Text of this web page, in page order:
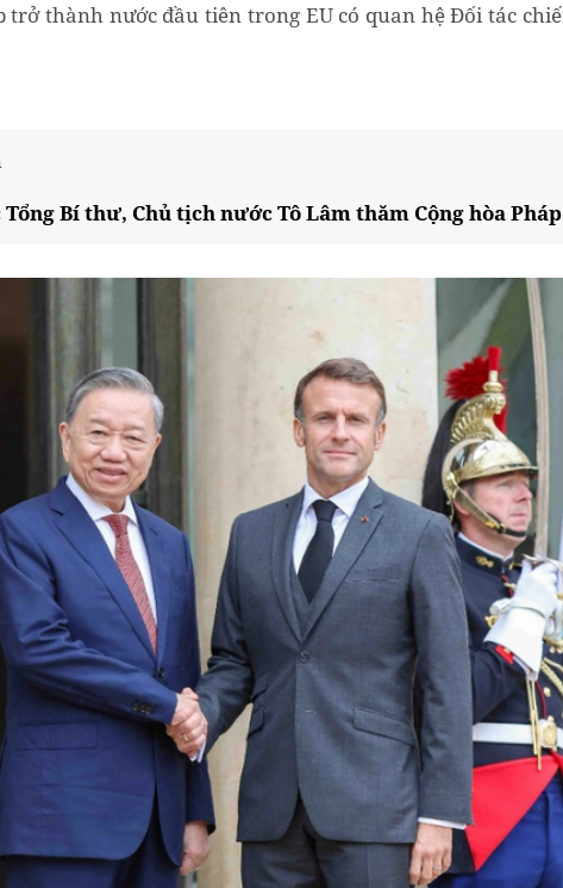
trở thành nước đầu tiên trong EU có quan hệ Đối tác
Bí thư, Chủ tịch nước Tô Lâm thăm Cộng hòa Pháp